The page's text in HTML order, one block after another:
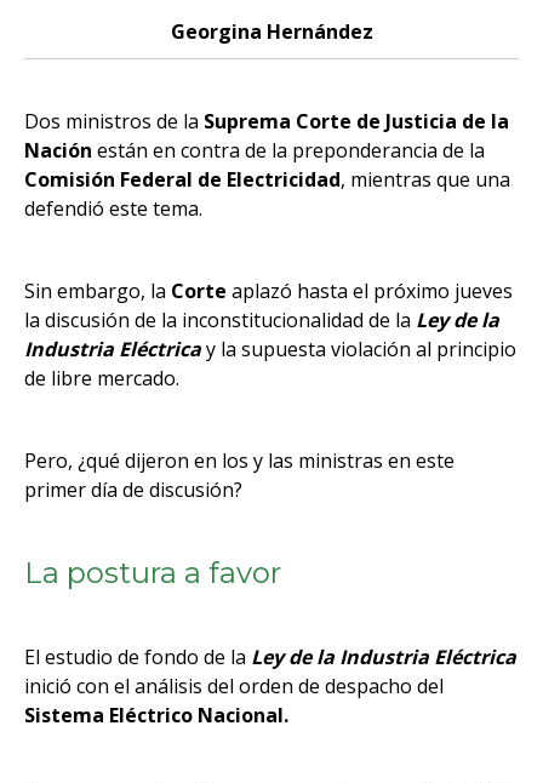
Georgina Hernández
Dos ministros de la Suprema Corte de Justicia de la
Nación están en contra de la preponderancia de la
Comisión Federal de Electricidad, mientras que una
defendió este tema.
Sin embargo, la Corte aplazó hasta el próximo jueves
la discusión de la inconstitucionalidad de la Ley de la
Industria Eléctricay la supuesta violación al principio
de libre mercado.
Pero, ¿qué dijeron en los y las ministras en este
primer día de discusión?
La postura a favor
El estudio de fondo de la Ley de la Industria Eléctrica
inició con el análisis del orden de despacho del
Sistema Eléctrico Nacional.